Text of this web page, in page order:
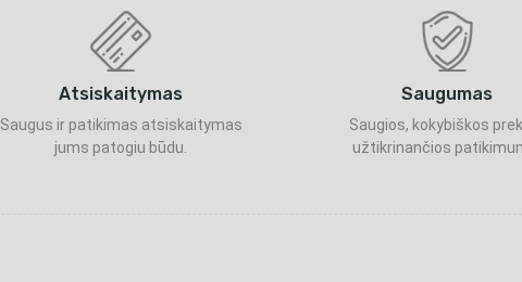
Atsiskaitymas
Saugus ir patikimas atsiskaitymas
jums patogiu būdu.
Saugumas
Saugios, kokybiškos
užtikrinančios